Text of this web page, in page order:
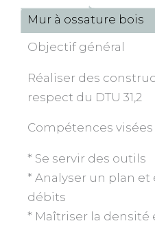
Mur à ossature bois
Objectif général
Réaliser des
respect du DTU 31,2
Compétences visées
* Se servir des outils
* Analyser un plan
débits
* Maîtriser la densité